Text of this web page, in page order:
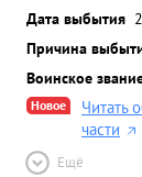
Дата выбытия
Причина
Воинское
Новое
Читать
части
Ещё